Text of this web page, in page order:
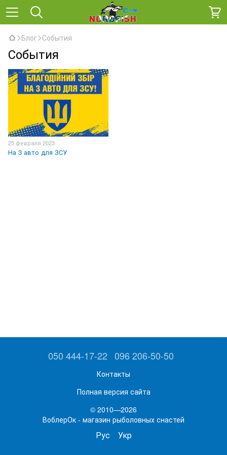
Блог События
События
25 февраля 2023
На 3 авто для ЗСУ
050 444-17-22 096 206-50-50
Контакты
Полная версия сайта
© 2010—2026
ВоблерОк - магазин рыболовных снастей
Рус Укр